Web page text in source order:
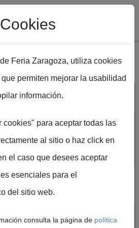
en el
forma rápida y segura a
Feria Zaragoza, utiliza cookies
permiten mejorar la usabilidad
información.
cookies" para aceptar todas las
al sitio o haz click en
el caso que desees aceptar
esenciales para el
del sitio web.
consulta la página de política